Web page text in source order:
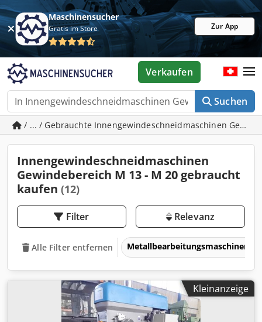
Maschinensucher
Gratis im Store Zur App
Suchen
Verkaufen
/ ... / Gebrauchte Innengewindeschneidmaschinen
Innengewindeschneidmaschinen
Gewindebereich M 13 - M 20 gebraucht
kaufen (12)
Filter Relevanz
Alle Filter entfernen Metallbearbeitungsmaschinen
Kleinanzeige